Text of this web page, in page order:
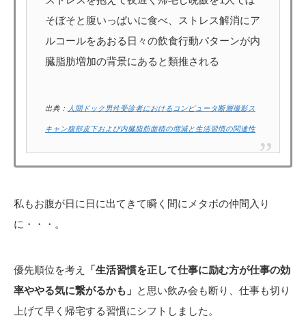
そぼそと腹いっぱいに食べ、ストレス解消にア
ルコールをあおる日々の飲食行動パターンが内
臓脂肪増加の背景にあると類推される
出典： 人間ドック男性受診者におけるコンピュータ断層撮影ス
キャン腹部皮下および内臓脂肪面積の増減と生活習慣の関連性
私もお腹が日に日に出てきて瞬く間にメタボの仲間入り
に・・・。
優先順位を考え
「生活習慣を正して仕事に励む方が仕事の効
率ややる気に繋がるかも」 と思い飲み会も断り、仕事も切り
上げて早く帰宅する習慣にシフトしました。